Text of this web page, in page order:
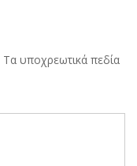
Τα υποχρεωτικά πεδία